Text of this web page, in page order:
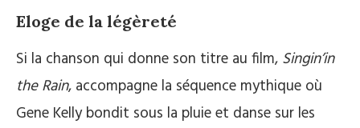
Eloge de la légèreté
Si la chanson qui donne son titre au film, Singin’in
the Rain, accompagne la séquence mythique où
Gene Kelly bondit sous la pluie et danse sur les